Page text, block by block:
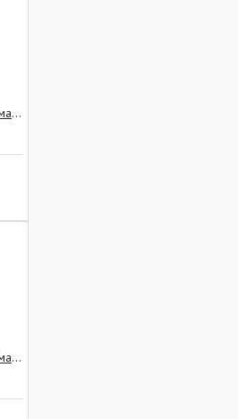
Аромаконцентрат Поймал - Отпусти Клубника 100 гр
Аромаконцентрат Поймал - Отпусти Корица 100 гр